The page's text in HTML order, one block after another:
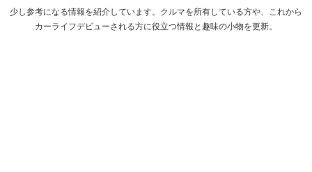
少し参考になる情報を紹介しています。クルマを所有している方や、これから
カーライフデビューされる方に役立つ情報と趣味の小物を更新。